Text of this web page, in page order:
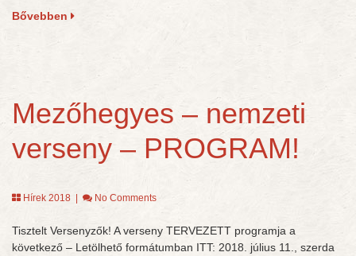
Bővebben
Mezőhegyes – nemzeti
verseny – PROGRAM!
Hírek 2018 No Comments
Tisztelt Versenyzők! A verseny TERVEZETT programja a
következő – Letölhető formátumban ITT: 2018. július 11., szerda